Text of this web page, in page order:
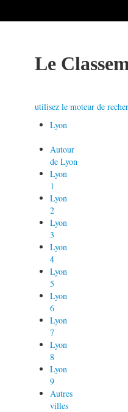
Le
utilisez le moteur de
Lyon
Autour
de Lyon
Lyon
1
Lyon
2
Lyon
3
Lyon
4
Lyon
5
Lyon
6
Lyon
7
Lyon
8
Lyon
9
Autres
villes